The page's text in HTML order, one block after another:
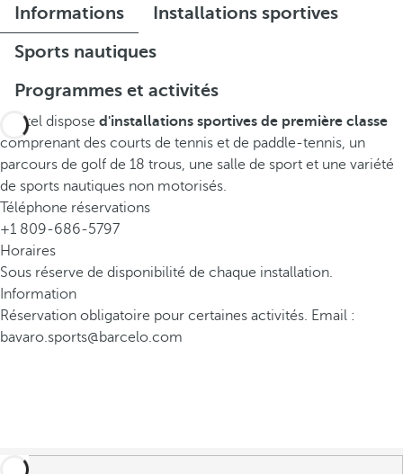
Informations
Installations sportives
Sports nautiques
Programmes et activités
L'hôtel dispose d'installations sportives de première classe
comprenant des courts de tennis et de paddle-tennis, un
parcours de golf de 18 trous, une salle de sport et une variété
de sports nautiques non motorisés.
Téléphone réservations
+1 809-686-5797
Horaires
Sous réserve de disponibilité de chaque installation.
Information
Réservation obligatoire pour certaines activités. Email :
bavaro.sports@barcelo.com